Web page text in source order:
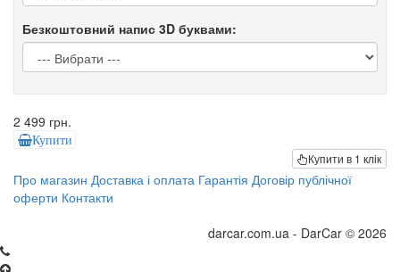
Безкоштовний напис 3D буквами:
2 499 грн.
Купити
Купити в 1 клік
Про магазин Доставка і оплата Гарантія Договір публічної
оферти Контакти
darcar.com.ua - DarCar © 2026